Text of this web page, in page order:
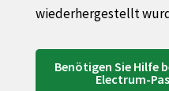
wiederhergestellt
Benötigen Sie Hilfe
Electrum-